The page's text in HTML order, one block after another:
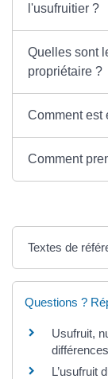
l'usufruitier ?
Quelles sont
propriétaire ?
Comment est
Comment
Textes de
Questions ?
Usufruit,
L’usufruit